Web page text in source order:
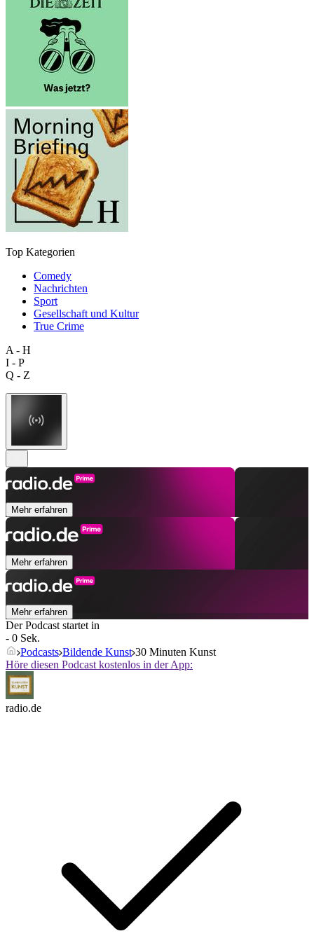
Top Kategorien
Comedy
Nachrichten
Sport
Gesellschaft und Kultur
True Crime
A - H
I - P
Q - Z
Mehr erfahren
Mehr erfahren
Mehr erfahren
Der Podcast startet in
- 0 Sek.
Podcasts Bildende Kunst 30 Minuten Kunst
Höre diesen Podcast kostenlos in der App:
radio.de